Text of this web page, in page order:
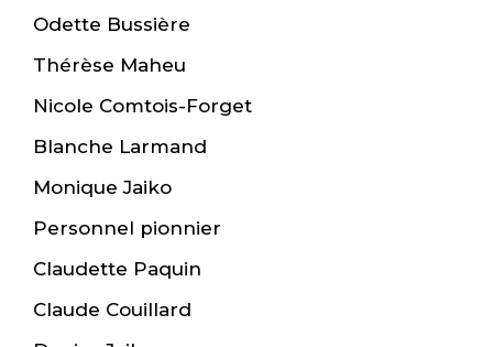
Odette Bussière
Thérèse Maheu
Nicole Comtois-Forget
Blanche Larmand
Monique Jaiko
Personnel pionnier
Claudette Paquin
Claude Couillard